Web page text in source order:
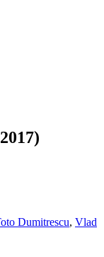
Dumitrescu, Vlad